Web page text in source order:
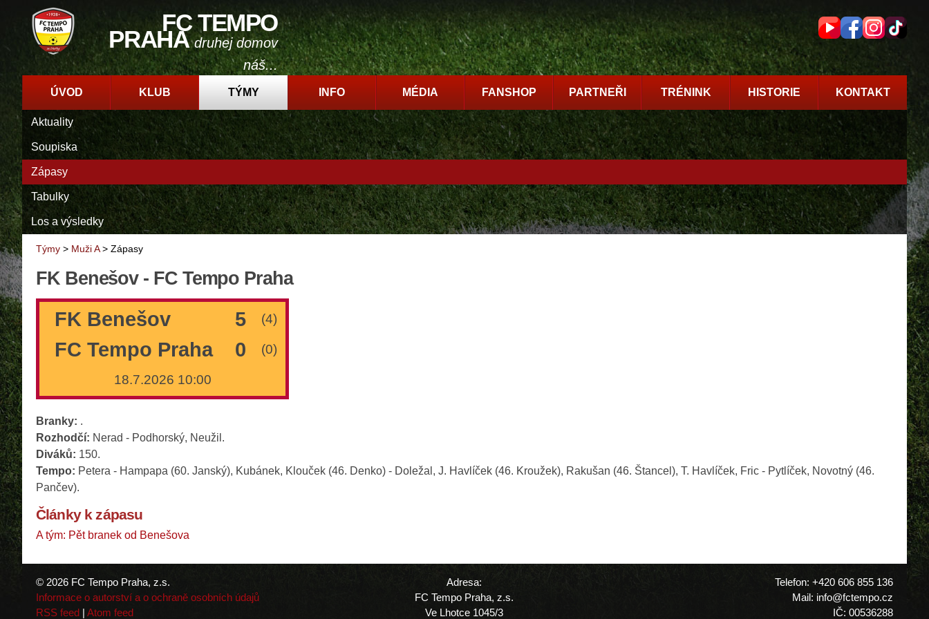
FC TEMPO
PRAHAdruhej domov
náš...
ÚVOD KLUB TÝMY INFO MÉDIA FANSHOP PARTNEŘI TRÉNINK HISTORIE KONTAKT
Aktuality
Soupiska
Zápasy
Tabulky
Los a výsledky
Týmy > Muži A> Zápasy
FK Benešov - FC Tempo Praha
FK Benešov 5 (4)
FC Tempo Praha 0 (0)
18.7.2026 10:00
Branky: .
Rozhodčí: Nerad - Podhorský, Neužil.
Diváků: 150.
Tempo: Petera - Hampapa (60. Janský), Kubánek, Klouček (46. Denko) - Doležal, J. Havlíček (46. Kroužek), Rakušan (46. Štancel), T. Havlíček, Fric - Pytlíček, Novotný (46.
Pančev).
Články k zápasu
A tým: Pět branek od Benešova
© 2026 FC Tempo Praha, z.s.
Informace o autorství a o ochraně osobních údajů
RSS feed | Atom feed
Adresa:
FC Tempo Praha, z.s.
Ve Lhotce 1045/3
Telefon: +420 606 855 136
Mail: info@fctempo.cz
IČ: 00536288